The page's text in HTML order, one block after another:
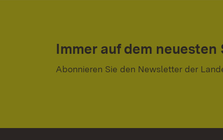
Immer auf dem neuesten
Abonnieren Sie den Newsletter der